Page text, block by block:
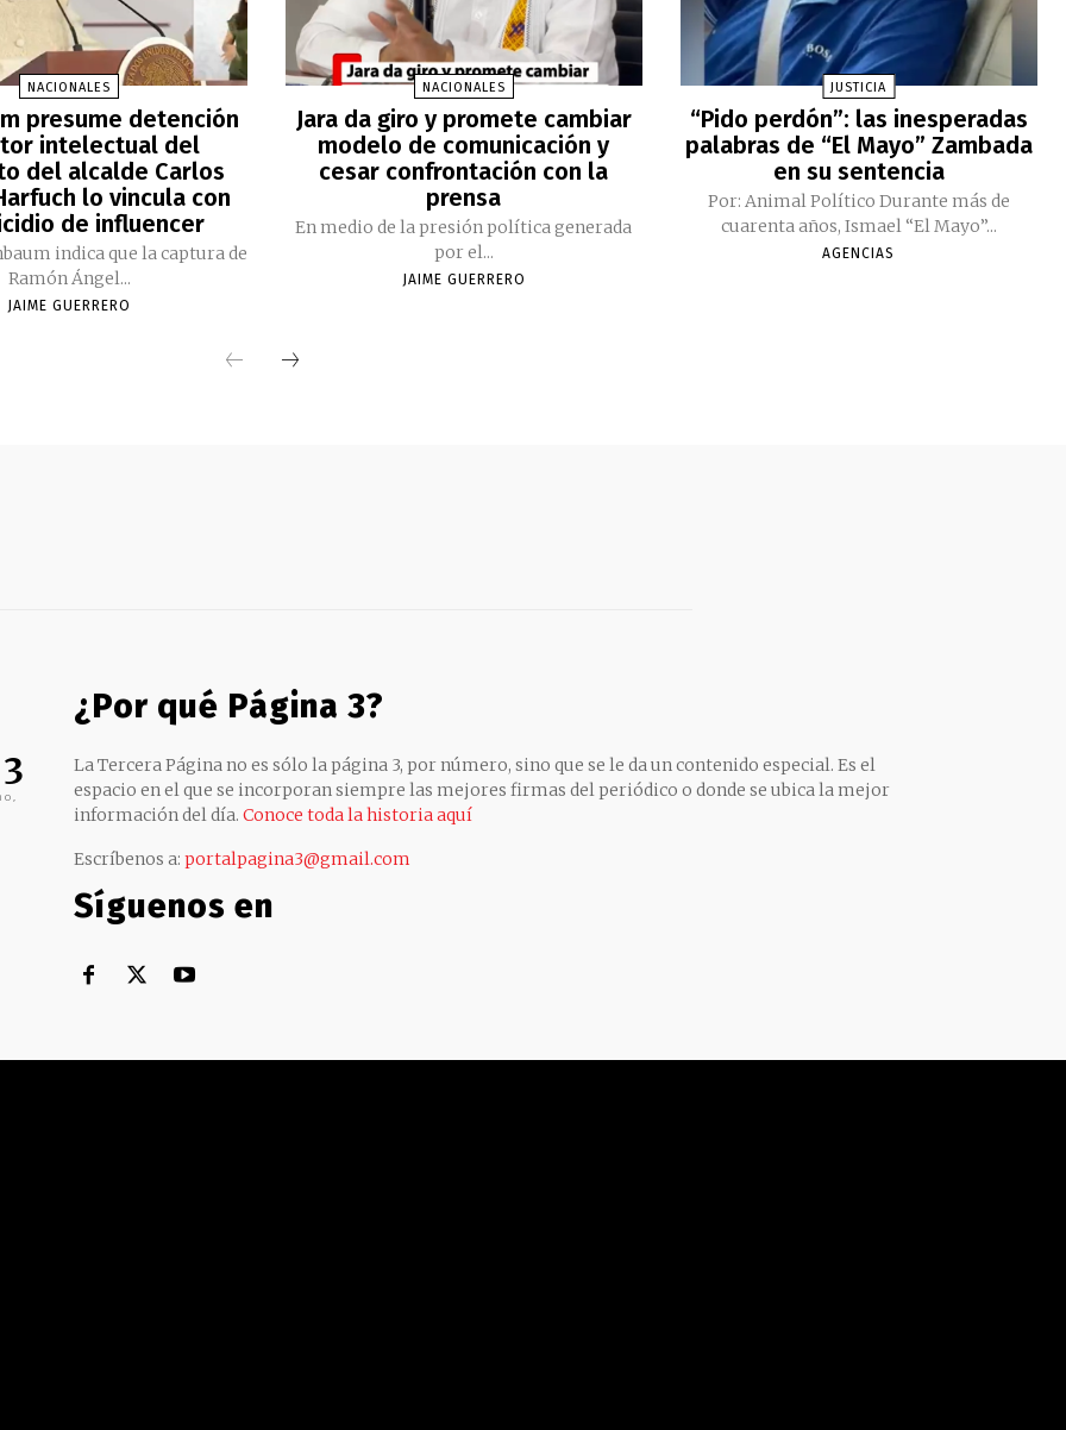
NACIONALES
presume detención
intelectual del
del alcalde Carlos
lo vincula con
de influencer
indica que la captura de
Ramón Ángel...
JAIME GUERRERO
NACIONALES
Jara da giro y promete cambiar
modelo de comunicación y
cesar confrontación con la
prensa
En medio de la presión política generada
por el...
JAIME GUERRERO
JUSTICIA
“Pido perdón”: las inesperadas
palabras de “El Mayo” Zambada
en su sentencia
Por: Animal Político Durante más de
cuarenta años, Ismael “El Mayo”...
AGENCIAS
¿Por qué Página 3?
La Tercera Página no es sólo la página 3, por número, sino que se le da un contenido especial. Es el
espacio en el que se incorporan siempre las mejores firmas del periódico o donde se ubica la mejor
información del día. Conoce toda la historia aquí
Escríbenos a: portalpagina3@gmail.com
Síguenos en